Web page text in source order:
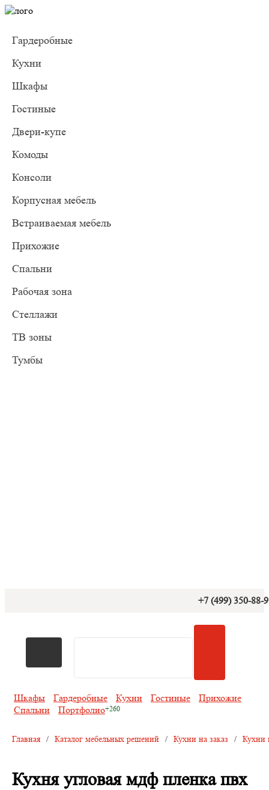
Гардеробные
Кухни
Шкафы
Гостиные
Двери-купе
Комоды
Консоли
Корпусная мебель
Встраиваемая мебель
Прихожие
Спальни
Рабочая зона
Стеллажи
ТВ зоны
Тумбы
+7 (499) 350-88-
Шкафы Гардеробные Кухни Гостиные
Прихожие
Спальни
Портфолио
Главная / Каталог мебельных решений / Кухни на заказ / Кухни
Кухня угловая мдф пленка пвх